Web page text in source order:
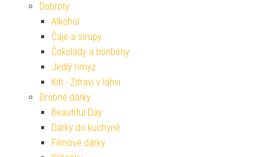
Dobroty
Alkohol
Čaje a sirupy
Čokolády a bonbóny
Jedlý hmyz
Kitl - Zdraví v láhvi
Drobné dárky
Beautiful Day
Dárky do kuchyně
Filmové dárky